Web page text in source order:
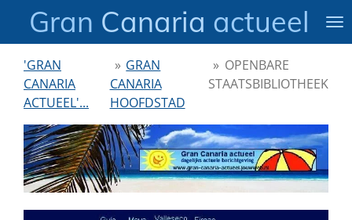
direct
hoofdinhoud
Gran Canaria actueel
'GRAN
CANARIA
ACTUEEL'...
» GRAN
CANARIA
HOOFDSTAD
» OPENBARE
STAATSBIBLIOTHEEK